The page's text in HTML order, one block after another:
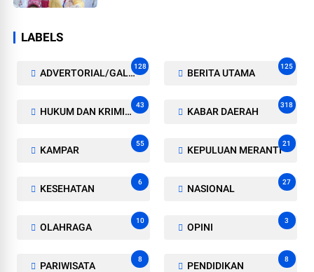
LABELS
ADVERTORIAL/GALERI
128
BERITA UTAMA
125
HUKUM DAN KRIMINAL
43
KABAR DAERAH
318
KAMPAR
55
KEPULUAN MERANTI
21
KESEHATAN
6
NASIONAL
27
OLAHRAGA
10
OPINI
3
PARIWISATA
8
PENDIDIKAN
8